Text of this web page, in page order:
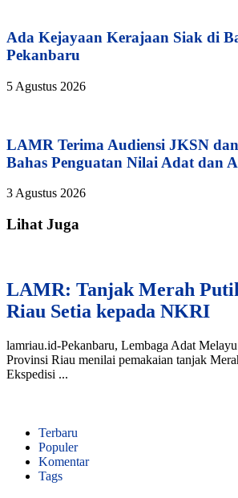
Ada Kejayaan Kerajaan Siak di
Pekanbaru
5 Agustus 2026
LAMR Terima Audiensi JKSN
Bahas Penguatan Nilai Adat dan
3 Agustus 2026
Lihat Juga
LAMR: Tanjak Merah
Riau Setia kepada NKRI
lamriau.id-Pekanbaru, Lembaga Adat
Provinsi Riau menilai pemakaian tanjak
Ekspedisi ...
Terbaru
Populer
Komentar
Tags